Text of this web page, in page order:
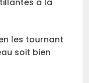
à la
les tournant
soit bien